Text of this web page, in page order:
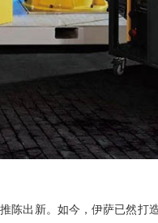
陈出新。如今，伊萨已然打